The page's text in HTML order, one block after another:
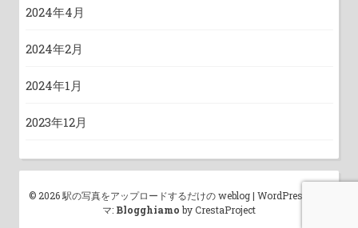
2024年4月
2024年2月
2024年1月
2023年12月
© 2026 駅の写真をアップロードするだけの weblog | WordPress テー
マ: Blogghiamo by CrestaProject